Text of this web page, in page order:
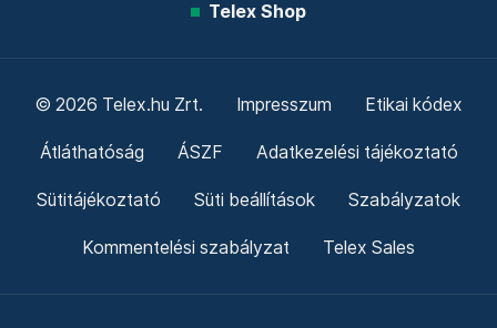
Telex Shop
© 2026 Telex.hu Zrt. Impresszum Etikai kódex
Átláthatóság ÁSZF Adatkezelési tájékoztató
Sütitájékoztató Süti beállítások Szabályzatok
Kommentelési szabályzat Telex Sales